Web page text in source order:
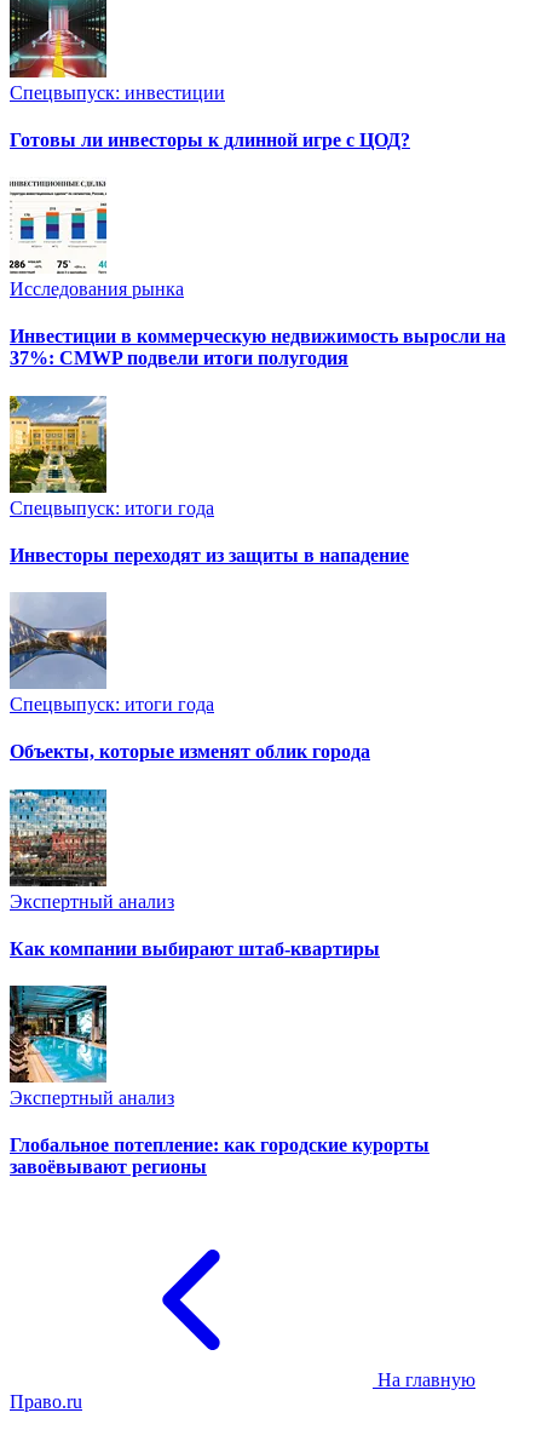
Спецвыпуск: инвестиции
Готовы ли инвесторы к длинной игре с ЦОД?
Исследования рынка
Инвестиции в коммерческую недвижимость выросли на
37%: CMWP подвели итоги полугодия
Спецвыпуск: итоги года
Инвесторы переходят из защиты в нападение
Спецвыпуск: итоги года
Объекты, которые изменят облик города
Экспертный анализ
Как компании выбирают штаб-квартиры
Экспертный анализ
Глобальное потепление: как городские курорты
завоёвывают регионы
На главную
Право.ru